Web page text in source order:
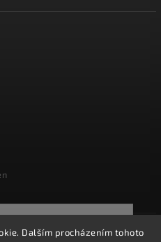
Dalším procházením tohoto